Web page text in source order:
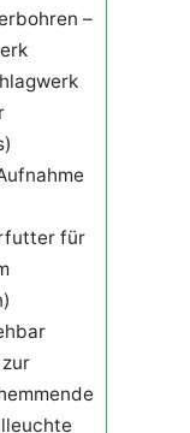
–
für